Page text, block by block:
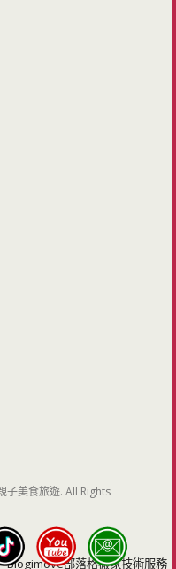
美食旅遊. All Rights
Blogimove部落格搬家技術服務